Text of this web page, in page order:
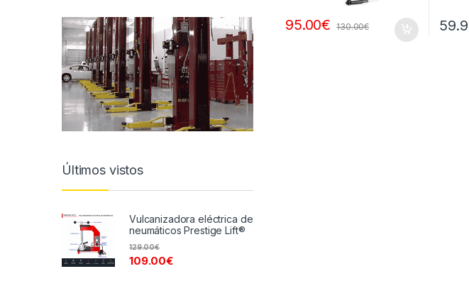
95.00€ 130.00€
Últimos vistos
Vulcanizadora eléctrica de
neumáticos Prestige Lift®
109.00€
129.00€